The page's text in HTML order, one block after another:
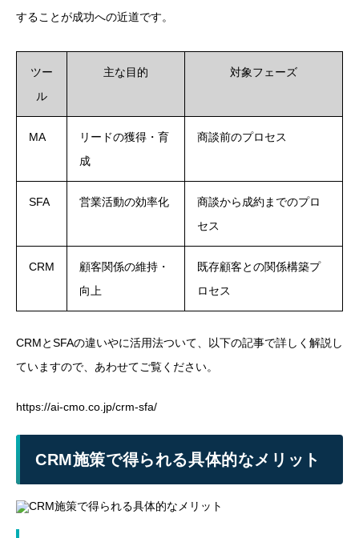
することが成功への近道です。
ツー
ル
主な目的 対象フェーズ
MA
リードの獲得・育
成
商談前のプロセス
SFA 営業活動の効率化
商談から成約までのプロ
セス
CRM
顧客関係の維持・
向上
既存顧客との関係構築プ
ロセス
CRMとSFAの違いやに活用法ついて、以下の記事で詳しく解説し
ていますので、あわせてご覧ください。
https://ai-cmo.co.jp/crm-sfa/
CRM施策で得られる具体的なメリット